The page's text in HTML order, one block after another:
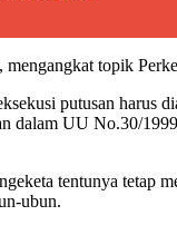
topik
putusan
dalam UU No.30/
tentunya tetap
ubun.